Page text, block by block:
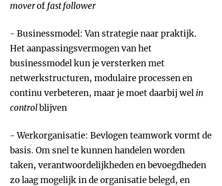
moverof fast follower
- Businessmodel: Van strategie naar praktijk.
Het aanpassingsvermogen van het
businessmodel kun je versterken met
netwerkstructuren, modulaire processen en
continu verbeteren, maar je moet daarbij wel in
controlblijven
- Werkorganisatie: Bevlogen teamwork vormt de
basis. Om snel te kunnen handelen worden
taken, verantwoordelijkheden en bevoegdheden
zo laag mogelijk in de organisatie belegd, en